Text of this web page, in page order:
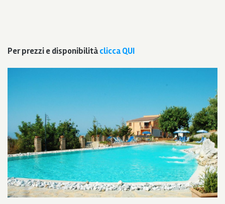
Per prezzi e disponibilitàclicca QUI